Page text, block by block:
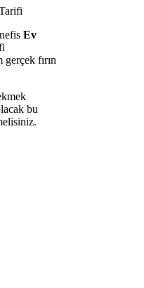
Ev
gerçek fırın
bu